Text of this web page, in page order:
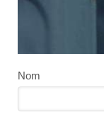
Nom